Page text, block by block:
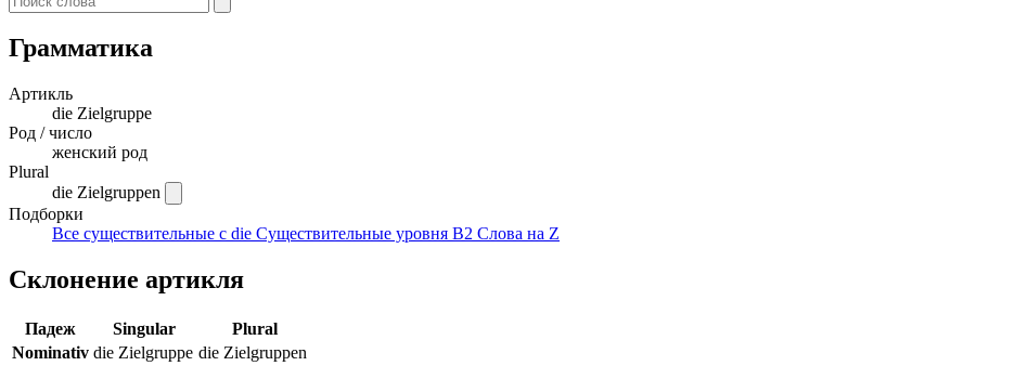
Грамматика
Артикль
die Zielgruppe
Род / число
женский род
Plural
die Zielgruppen
Подборки
Все существительные с die Существительные уровня B2 Слова на Z
Склонение артикля
Падеж Singular
Plural
Nominativ die Zielgruppe die Zielgruppen